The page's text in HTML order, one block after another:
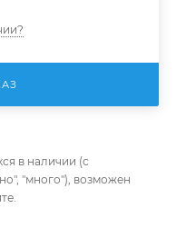
в наличии (с
"много"), возможен